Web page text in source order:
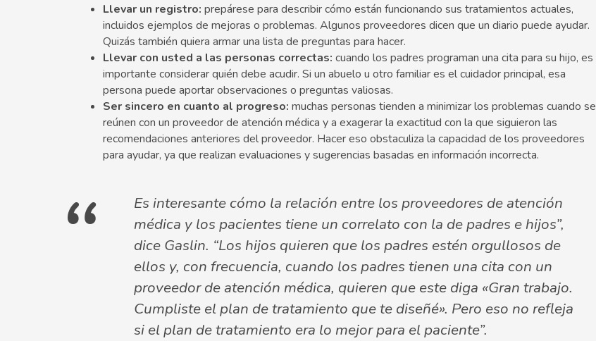
Llevar un registro: prepárese para describir cómo están funcionando sus tratamientos actuales,
incluidos ejemplos de mejoras o problemas. Algunos proveedores dicen que un diario puede ayudar.
Quizás también quiera armar una lista de preguntas para hacer.
Llevar con usted a las personas correctas: cuando los padres programan una cita para su hijo, es
importante considerar quién debe acudir. Si un abuelo u otro familiar es el cuidador principal, esa
persona puede aportar observaciones o preguntas valiosas.
Ser sincero en cuanto al progreso: muchas personas tienden a minimizar los problemas cuando se
reúnen con un proveedor de atención médica y a exagerar la exactitud con la que siguieron las
recomendaciones anteriores del proveedor. Hacer eso obstaculiza la capacidad de los proveedores
para ayudar, ya que realizan evaluaciones y sugerencias basadas en información incorrecta.
Es interesante cómo la relación entre los proveedores de atención
médica y los pacientes tiene un correlato con la de padres e hijos”,
dice Gaslin. “Los hijos quieren que los padres estén orgullosos de
ellos y, con frecuencia, cuando los padres tienen una cita con un
proveedor de atención médica, quieren que este diga «Gran trabajo.
Cumpliste el plan de tratamiento que te diseñé». Pero eso no refleja
si el plan de tratamiento era lo mejor para el paciente”.